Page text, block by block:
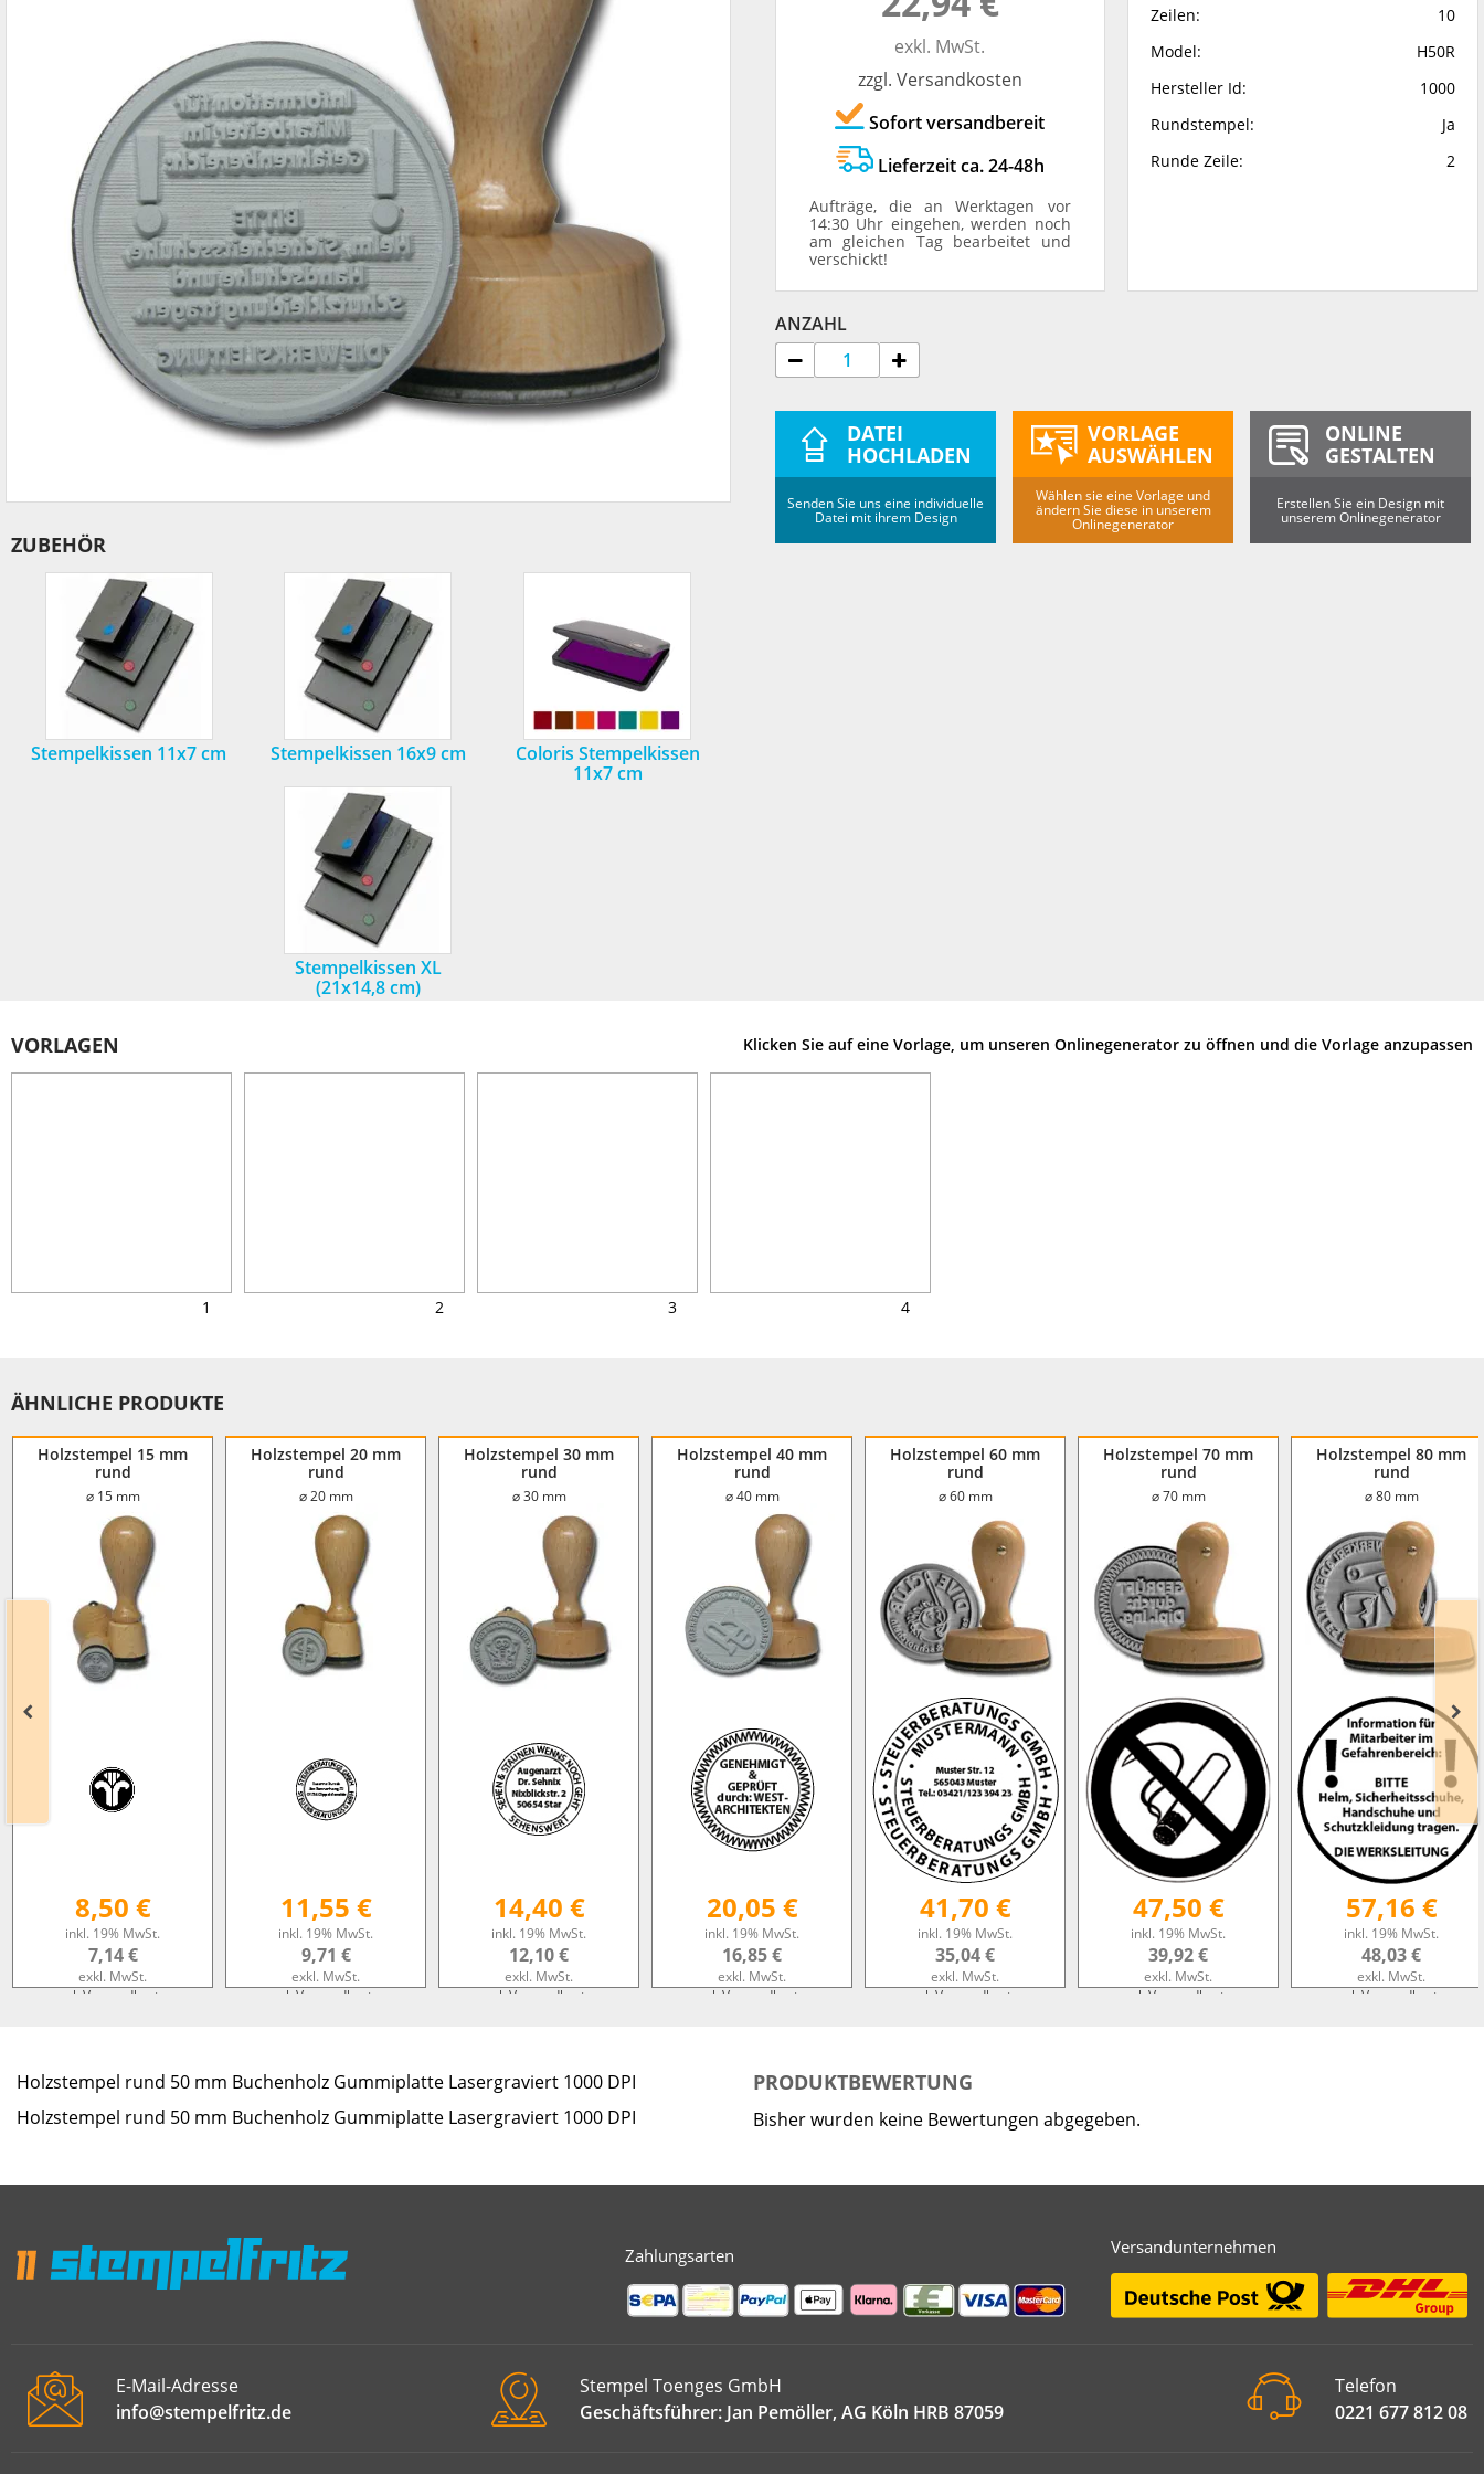
EASYPRINT LINE
PERSONALISIERTE ADRESSSTEMPEL
STEMPELFRITZ IMPRINT LINE SKYBLUE
TRODAT® CREATIVE MINI STEMPEL
TRODAT® PIXEL STAMP
ZUBEHÖR
Stempelkissen 11x7 cm Stempelkissen 16x9 cm
Coloris Stempelkissen
11x7 cm
Stempelkissen XL
(21x14,8 cm)
exkl. MwSt.
zzgl. Versandkosten
Sofort versandbereit
Lieferzeit ca. 24-48h
Aufträge, die an Werktagen vor
14:30 Uhr eingehen, werden noch
am gleichen Tag bearbeitet und
verschickt!
Zeilen:
10
Model:
H50R
Hersteller Id:
1000
Rundstempel:
Ja
Runde Zeile:
2
ANZAHL
DATEI
HOCHLADEN
Senden Sie uns eine individuelle
Datei mit ihrem Design
VORLAGE
AUSWÄHLEN
Wählen sie eine Vorlage und
ändern Sie diese in unserem
Onlinegenerator
ONLINE
GESTALTEN
Erstellen Sie ein Design mit
unserem Onlinegenerator
VORLAGEN Klicken Sie auf eine Vorlage, um unseren Onlinegenerator zu öffnen und die Vorlage anzupassen
1 2 3 4
ÄHNLICHE PRODUKTE
Holzstempel 15 mm
rund
⌀ 15 mm
8,50 €
inkl. 19% MwSt.
7,14 €
exkl. MwSt.
zzgl. Versandkosten
Holzstempel 20 mm
rund
⌀ 20 mm
11,55 €
inkl. 19% MwSt.
9,71 €
exkl. MwSt.
zzgl. Versandkosten
Holzstempel 30 mm
rund
⌀ 30 mm
14,40 €
inkl. 19% MwSt.
12,10 €
exkl. MwSt.
zzgl. Versandkosten
Holzstempel 40 mm
rund
⌀ 40 mm
20,05 €
inkl. 19% MwSt.
16,85 €
exkl. MwSt.
zzgl. Versandkosten
Holzstempel 60 mm
rund
⌀ 60 mm
41,70 €
inkl. 19% MwSt.
35,04 €
exkl. MwSt.
zzgl. Versandkosten
Holzstempel 70 mm
rund
⌀ 70 mm
47,50 €
inkl. 19% MwSt.
39,92 €
exkl. MwSt.
zzgl. Versandkosten
Holzstempel 80 mm
rund
⌀ 80 mm
57,16 €
inkl. 19% MwSt.
48,03 €
exkl. MwSt.
zzgl. Versandkosten
Holzstempel rund 50 mm Buchenholz Gummiplatte Lasergraviert 1000 DPI
Holzstempel rund 50 mm Buchenholz Gummiplatte Lasergraviert 1000 DPI
PRODUKTBEWERTUNG
Bisher wurden keine Bewertungen abgegeben.
Zahlungsarten Versandunternehmen
E-Mail-Adresse
info@stempelfritz.de
Stempel Toenges GmbH
Geschäftsführer: Jan Pemöller, AG Köln HRB 87059
Telefon
0221 677 812 08